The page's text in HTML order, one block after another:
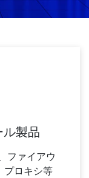
ル製品
ファイアウ
プロキシ等